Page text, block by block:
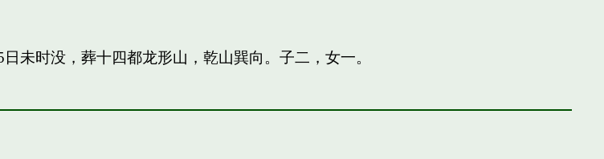
未时没，葬十四都龙形山，乾山巽向。子二，女一。